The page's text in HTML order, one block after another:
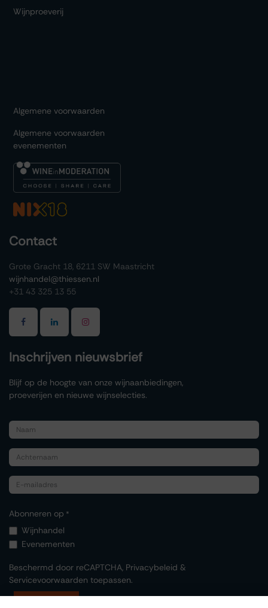
Wijnproeverij
Algemene voorwaarden
Algemene voorwaarden
evenementen
Contact
Grote Gracht 18, 6211 SW Maastricht
wijnhandel@thiessen.nl
+31 43 325 13 55
Inschrijven nieuwsbrief
Blijf op de hoogte van onze wijnaanbiedingen,
proeverijen en nieuwe wijnselecties.
Abonneren op *
Wijnhandel
Evenementen
Beschermd door reCAPTCHA, Privacybeleid &
Servicevoorwaarden toepassen.